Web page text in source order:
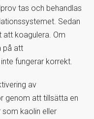
tas och behandlas
Sedan
att koagulera. Om
på att
fungerar korrekt.
av
genom att tillsätta en
kaolin eller